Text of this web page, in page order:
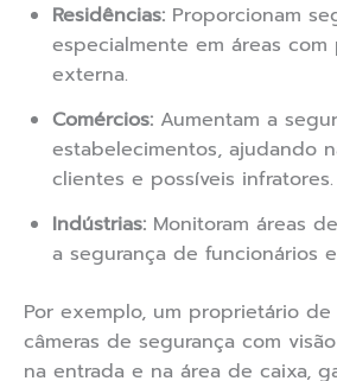
Residências: Proporcionam
especialmente em áreas com
externa.
Comércios: Aumentam a
estabelecimentos, ajudando
clientes e possíveis infratores.
Indústrias: Monitoram áreas
a segurança de funcionários
Por exemplo, um proprietário
câmeras de segurança com
na entrada e na área de caixa,